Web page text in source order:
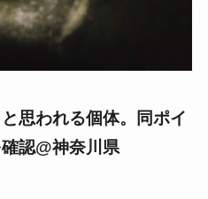
思われる個体。同ポイ
認@神奈川県